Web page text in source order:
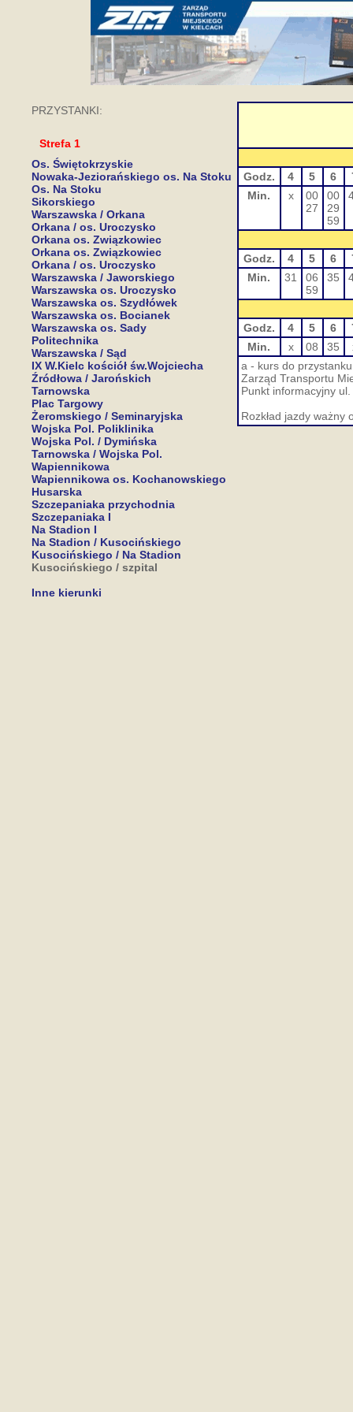
PRZYSTANKI:
Strefa 1
Os. Świętokrzyskie
Nowaka-Jeziorańskiego os. Na Stoku
Os. Na Stoku
Sikorskiego
Warszawska / Orkana
Orkana / os. Uroczysko
Orkana os. Związkowiec
Orkana os. Związkowiec
Orkana / os. Uroczysko
Warszawska / Jaworskiego
Warszawska os. Uroczysko
Warszawska os. Szydłówek
Warszawska os. Bocianek
Warszawska os. Sady
Politechnika
Warszawska / Sąd
IX W.Kielc kościół św.Wojciecha
Źródłowa / Jarońskich
Tarnowska
Plac Targowy
Żeromskiego / Seminaryjska
Wojska Pol. Poliklinika
Wojska Pol. / Dymińska
Tarnowska / Wojska Pol.
Wapiennikowa
Wapiennikowa os. Kochanowskiego
Husarska
Szczepaniaka przychodnia
Szczepaniaka I
Na Stadion I
Na Stadion / Kusocińskiego
Kusocińskiego / Na Stadion
Kusocińskiego / szpital
Inne kierunki
Godz. 4 5 6
Min.
x
00
27
00
29
59
Godz. 4 5 6
Min.
31
06
59
35
Godz. 4 5 6
Min.
x 08 35
a - kurs do
Zarząd Transportu
Punkt informacyjny
Rozkład jazdy ważny